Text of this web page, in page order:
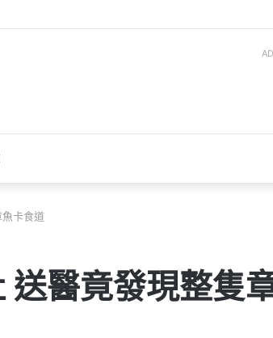
卡食道
醫竟發現整隻